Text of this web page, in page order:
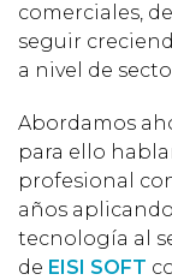
comerciales,
seguir
a nivel de
Abordamos
para ello
profesional
años
tecnología al
de EISI SOFT